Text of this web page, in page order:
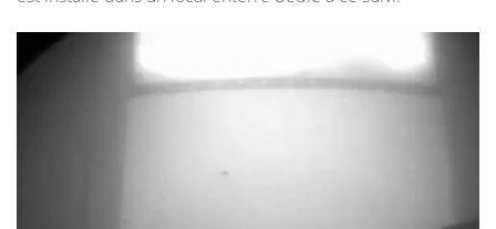
Lecteur
vidéo